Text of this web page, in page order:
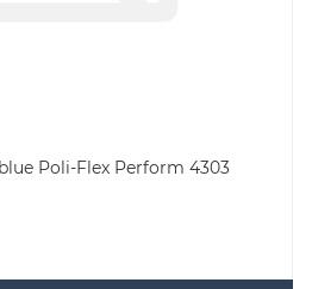
Poli-Flex Perform 4303